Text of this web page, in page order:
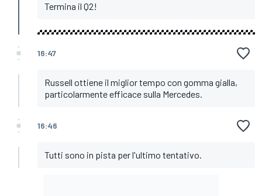
Termina il Q2!
16:47
Russell ottiene il miglior tempo con gomma gialla,
particolarmente efficace sulla Mercedes.
16:46
Tutti sono in pista per l'ultimo tentativo.